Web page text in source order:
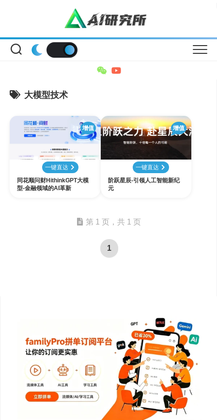
大模型技术
增值
一键直达
同花顺问财HithinkGPT大模
型-金融领域的AI革新
增值
一键直达
阶跃星辰-引领人工智能新纪
元
第 1 页，共 1 页
1